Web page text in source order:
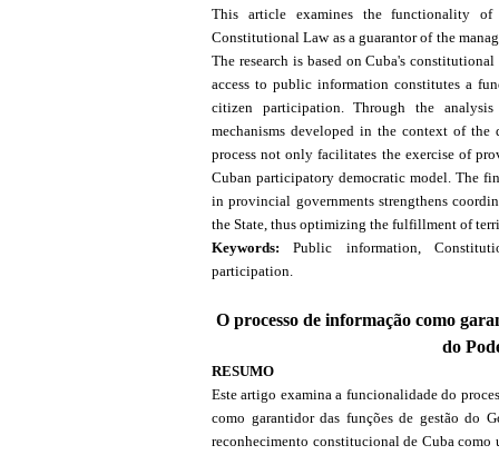
This article examines the functionality
Constitutional Law as a guarantor of the
The research is based on Cuba's
access to public information constitutes a
citizen participation. Through the
mechanisms developed in the context of
process not only facilitates the exercise of
Cuban participatory democratic model. The
in provincial governments strengthens
the State, thus optimizing the fulfillment of
Keywords:Public information,
participation.
O processo de informação como
do
RESUMO
Este artigo examina a funcionalidade do
como garantidor das funções de gestão do
reconhecimento constitucional de Cuba como